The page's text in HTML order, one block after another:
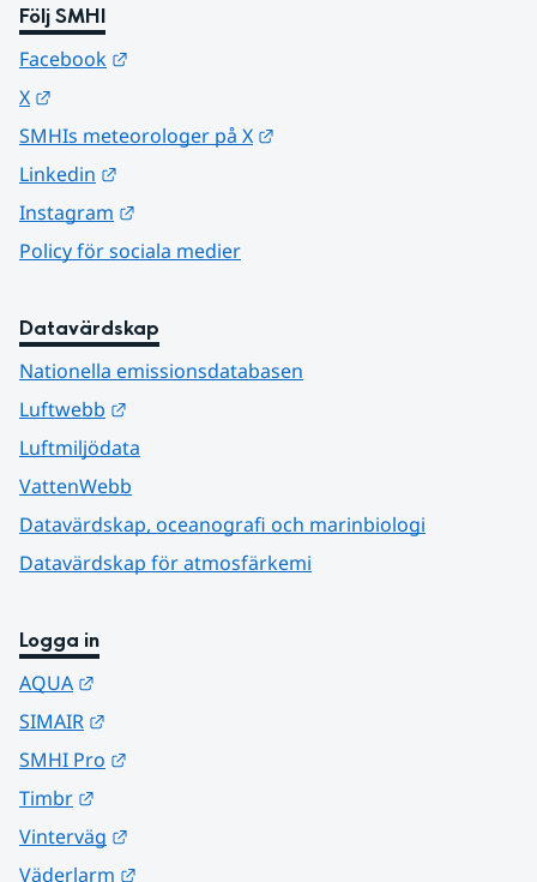
Följ SMHI
Facebook
X
SMHIs meteorologer på X
Linkedin
Instagram
Policy för sociala medier
Datavärdskap
Nationella emissionsdatabasen
Luftwebb
Luftmiljödata
VattenWebb
Datavärdskap, oceanografi och marinbiologi
Datavärdskap för atmosfärkemi
Logga in
AQUA
SIMAIR
SMHI Pro
Timbr
Vinterväg
Väderlarm